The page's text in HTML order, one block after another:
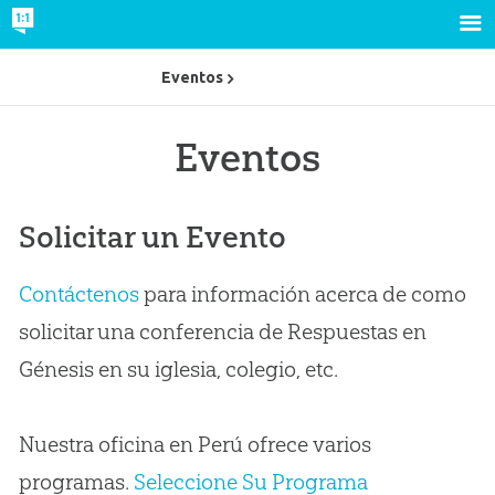
Eventos
Solicitar un Evento
Contáctenospara información acerca de como
solicitar una conferencia de Respuestas en
Génesis en su iglesia, colegio, etc.
Nuestra oficina en Perú ofrece varios
programas. Seleccione Su Programa
Eventos